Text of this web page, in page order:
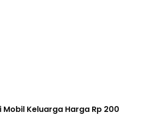
Mobil Keluarga Harga Rp 200